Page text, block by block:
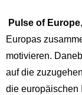
Pulse of Europe
Europas
motivieren.
auf die
die europäischen